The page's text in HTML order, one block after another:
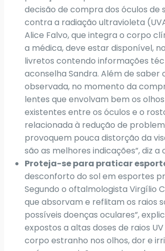
decisão de compra dos óculos
contra a radiação ultravioleta
Alice Falvo, que integra o corpo
a médica, deve estar disponível,
livretos contendo informações
aconselha Sandra. Além de
observada, no momento da
lentes que envolvam bem os
existentes entre os óculos e o
relacionada à redução de
provoquem pouca distorção da
são as melhores indicações”, diz
Proteja-se para praticar
desconforto do sol em esportes
Segundo o oftalmologista Virgílio
que absorvam e reflitam os raios
possíveis doenças oculares”,
expostos a altas doses de raios
corpo estranho nos olhos, dor e